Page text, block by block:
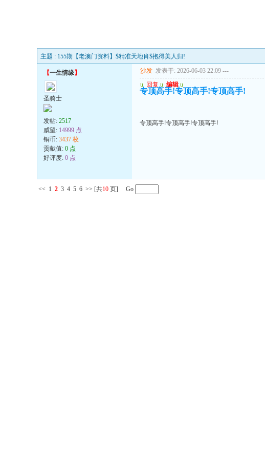
主题 : 155期【老澳门资料】$精准天地肖$抱得美人归!
【一生情缘】
圣骑士
发帖: 2517
威望: 14999 点
铜币: 3437 枚
贡献值: 0 点
好评度: 0 点
沙发 发表于: 2026-06-03 22:09 ---
u 回复 u 编辑 u
专顶高手!专顶高手!专顶高手!
专顶高手!专顶高手!专顶高手!
<< 1 2 3 4 5 6 >> [共10 页] Go